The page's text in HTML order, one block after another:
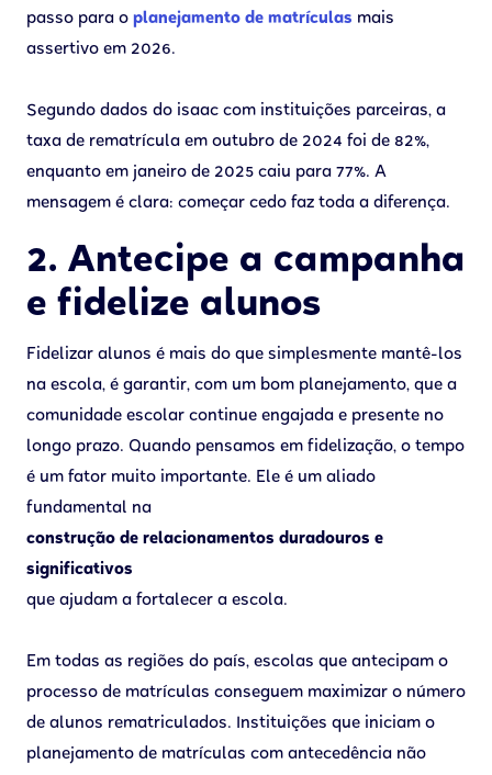
passo para o planejamento de matrículas mais
assertivo em 2026.
Segundo dados do isaac com instituições parceiras, a
taxa de rematrícula em outubro de 2024 foi de 82%,
enquanto em janeiro de 2025 caiu para 77%. A
mensagem é clara: começar cedo faz toda a diferença.
2. Antecipe a campanha
e fidelize alunos
Fidelizar alunos é mais do que simplesmente mantê-los
na escola, é garantir, com um bom planejamento, que a
comunidade escolar continue engajada e presente no
longo prazo. Quando pensamos em fidelização, o tempo
é um fator muito importante. Ele é um aliado
fundamental na
construção de relacionamentos duradouros e
significativos
que ajudam a fortalecer a escola.
Em todas as regiões do país, escolas que antecipam o
processo de matrículas conseguem maximizar o número
de alunos rematriculados. Instituições que iniciam o
planejamento de matrículas com antecedência não